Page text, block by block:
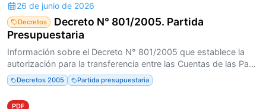
26 de junio de 2026
Decretos
Decreto N° 801/2005. Partida
Presupuestaria
Información sobre el Decreto N° 801/2005 que establece la
autorización para la transferencia entre las Cuentas de las Pa...
Decretos 2005 Partida presupuestaria
PDF